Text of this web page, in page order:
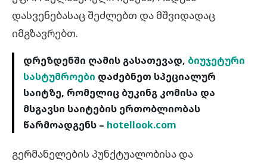
დასვენებასაც შეძლებთ და მშვიდადაც
იმგზავრებთ.
დრეზდენში ღამის გასათევად, ბიუჯეტური
სასტუმროები დაძებნეთ სპეციალურ
საიტზე, რომელიც ბუკინგ კომისა და
მსგავსი საიტების ერთობლიობას
წარმოადგენს – hotellook.com
გერმანელების პუნქტუალობისა და